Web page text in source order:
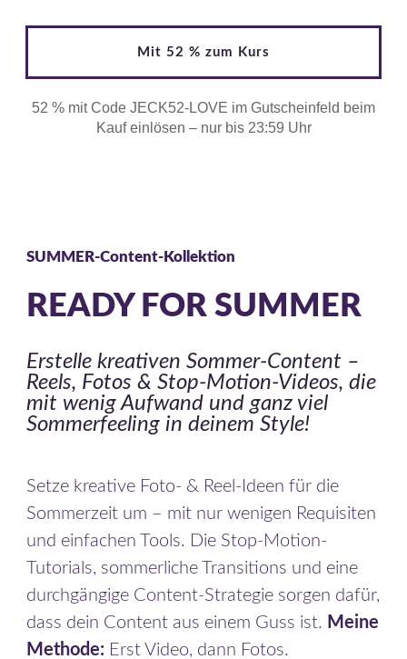
Mit 52 % zum Kurs
52 % mit Code JECK52-LOVE im Gutscheinfeld beim
Kauf einlösen – nur bis 23:59 Uhr
SUMMER-Content-Kollektion
READY FOR SUMMER
Erstelle kreativen Sommer-Content –
Reels, Fotos & Stop-Motion-Videos, die
mit wenig Aufwand und ganz viel
Sommerfeeling in deinem Style!
Setze kreative Foto- & Reel-Ideen für die
Sommerzeit um – mit nur wenigen Requisiten
und einfachen Tools. Die Stop-Motion-
Tutorials, sommerliche Transitions und eine
durchgängige Content-Strategie sorgen dafür,
dass dein Content aus einem Guss ist. Meine
Methode: Erst Video, dann Fotos.